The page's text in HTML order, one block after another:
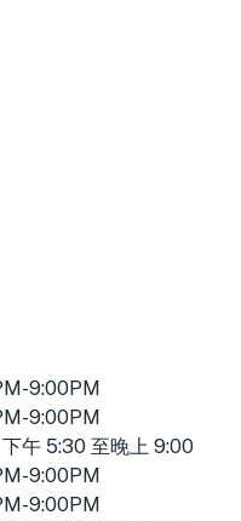
9:00PM
9:00PM
午 5:30 至晚上 9:00
9:00PM
9:00PM